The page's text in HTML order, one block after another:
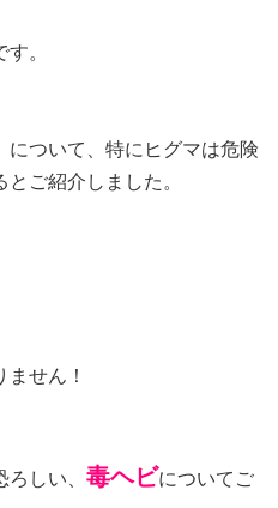
。
について、特にヒグマは危険
ご紹介しました。
せん！
しい、 毒ヘビについてご